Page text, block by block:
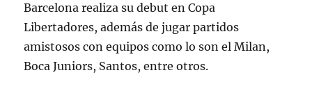
Barcelona realiza su debut en Copa
Libertadores, además de jugar partidos
amistosos con equipos como lo son el Milan,
Boca Juniors, Santos, entre otros.